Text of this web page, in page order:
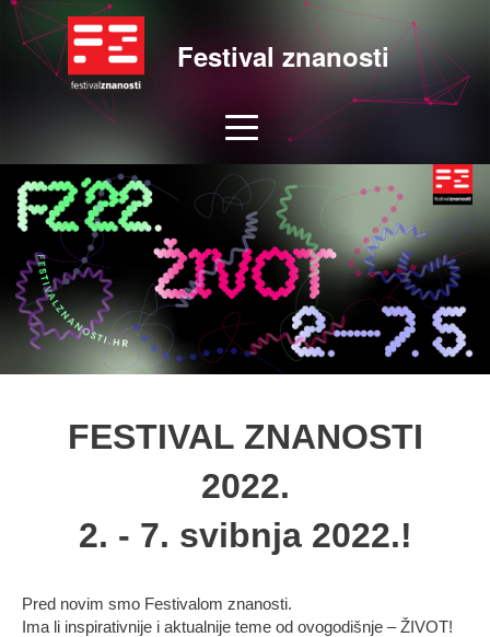
Festival znanosti
FESTIVAL ZNANOSTI
2022.
2. - 7. svibnja 2022.!
Pred novim smo Festivalom znanosti.
Ima li inspirativnije i aktualnije teme od ovogodišnje – ŽIVOT!